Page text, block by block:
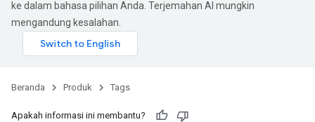
ke dalam bahasa pilihan Anda. Terjemahan AI mungkin
mengandung kesalahan.
Beranda Produk Tags
Apakah informasi ini membantu?